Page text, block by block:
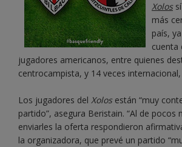
Xolossí
más
país,
cuenta
jugadores americanos, entre quienes
centrocampista, y 14 veces internacional,
Los jugadores del Xolosestán “muy
partido”, asegura Beristain. “Al de pocos
enviarles la oferta respondieron
la organizadora, que prevé un partido